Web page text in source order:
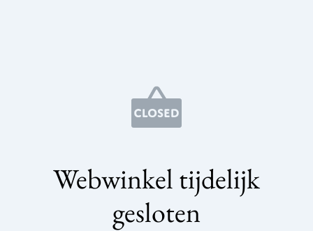
Webwinkel tijdelijk
gesloten